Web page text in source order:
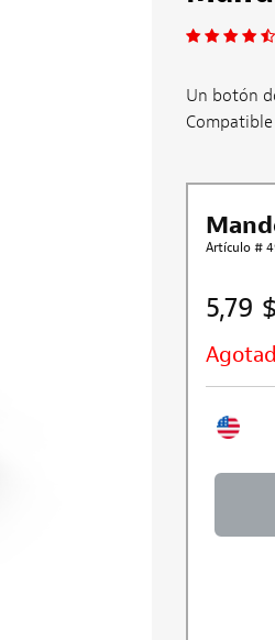
Un botón
Artículo #
5,79 $